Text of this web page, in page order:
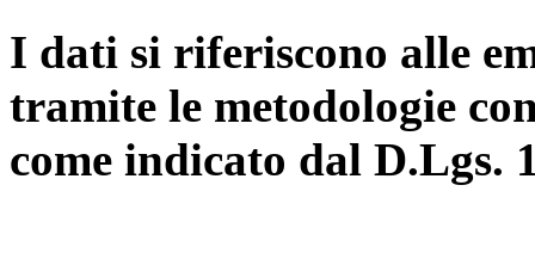
I dati si riferiscono alle
tramite le metodologie
come indicato dal D.Lgs.